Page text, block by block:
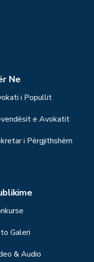
Ne
i Popullit
e Avokatit
i Përgjithshëm
Galeri
& Audio